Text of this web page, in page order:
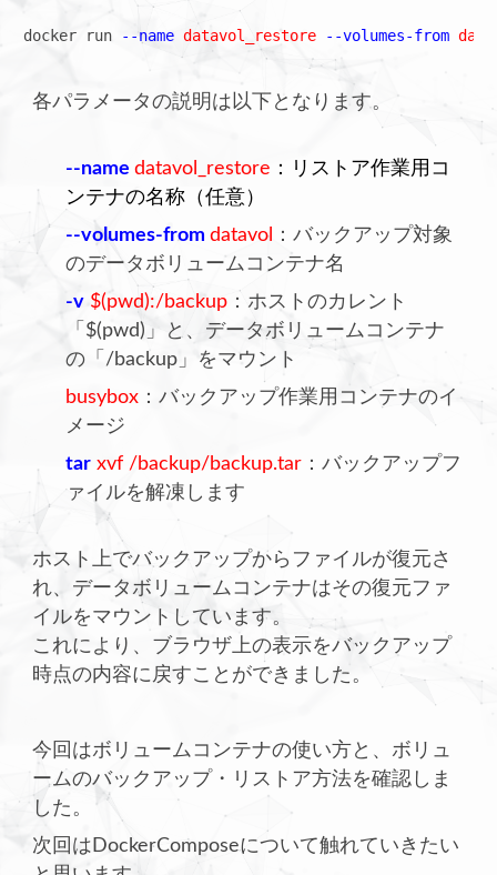
docker run --name datavol_restore --volumes-from
各パラメータの説明は以下となります。
--namedatavol_restore ：リストア作業用コ
ンテナの名称（任意）
--volumes-fromdatavol
：バックアップ対象
のデータボリュームコンテナ名
-v $(pwd):/backup ：ホストのカレント
「$(pwd)」と、データボリュームコンテナ
の「/backup」をマウント
busybox ：バックアップ作業用コンテナのイ
メージ
tar xvf /backup/backup.tar ：バックアップフ
ァイルを解凍します
ホスト上でバックアップからファイルが復元さ
れ、データボリュームコンテナはその復元ファ
イルをマウントしています。
これにより、ブラウザ上の表示をバックアップ
時点の内容に戻すことができました。
今回はボリュームコンテナの使い方と、ボリュ
ームのバックアップ・リストア方法を確認しま
した。
次回はDockerComposeについて触れていきたい